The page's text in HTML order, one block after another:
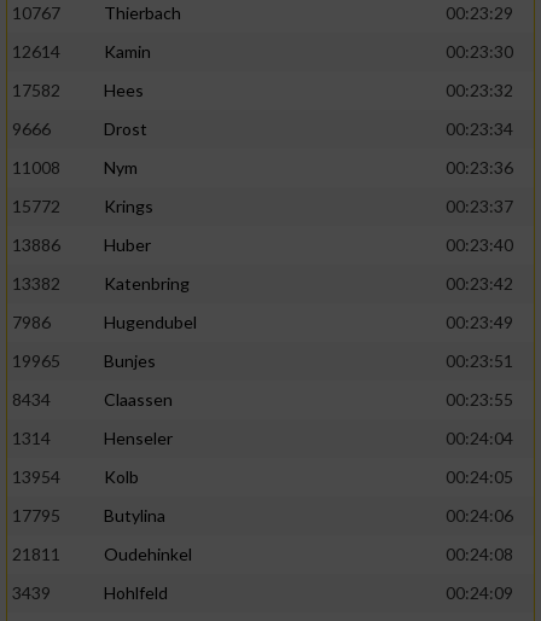
10767
Thierbach
00:23:29
12614
Kamin
00:23:30
17582
Hees
00:23:32
9666
Drost
00:23:34
11008
Nym
00:23:36
15772
Krings
00:23:37
13886
Huber
00:23:40
13382
Katenbring
00:23:42
7986
Hugendubel
00:23:49
19965
Bunjes
00:23:51
8434
Claassen
00:23:55
1314
Henseler
00:24:04
13954
Kolb
00:24:05
17795
Butylina
00:24:06
21811
Oudehinkel
00:24:08
3439
Hohlfeld 00:24:09